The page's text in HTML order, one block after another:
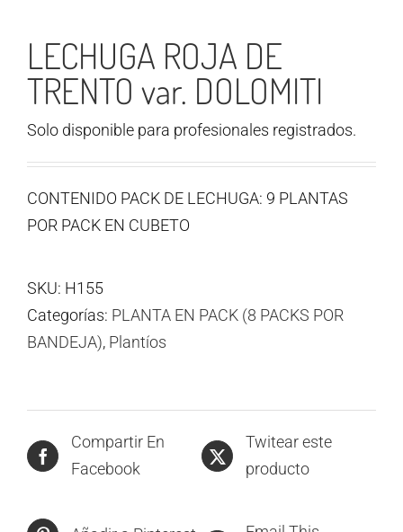
LECHUGA ROJA DE
TRENTO var. DOLOMITI
Solo disponible para profesionales registrados.
CONTENIDO PACK DE LECHUGA: 9 PLANTAS
POR PACK EN CUBETO
SKU: H155
Categorías: PLANTA EN PACK (8 PACKS POR
BANDEJA), Plantíos
Compartir En
Facebook
Twitear este
producto